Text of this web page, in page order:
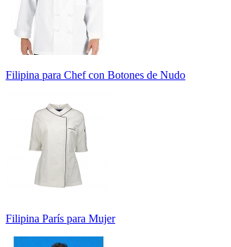
Filipina para Chef con Botones de Nudo
Filipina París para Mujer